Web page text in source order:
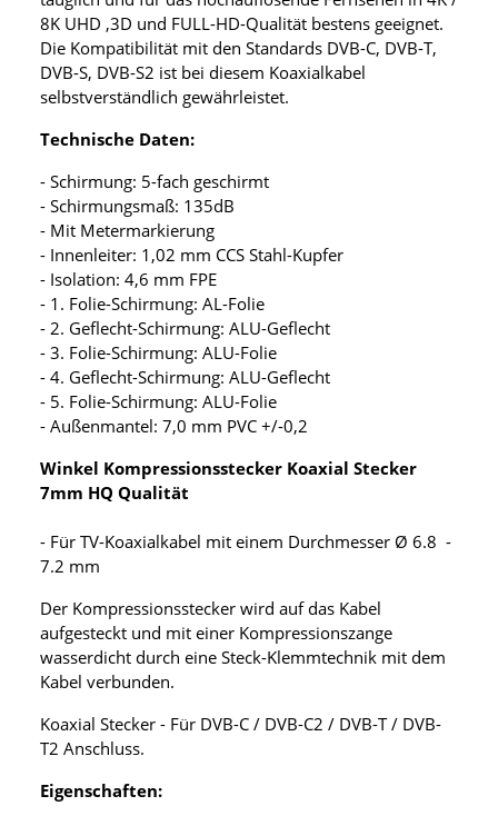
8K UHD ,3D und FULL-HD-Qualität bestens geeignet.
Die Kompatibilität mit den Standards DVB-C, DVB-T,
DVB-S, DVB-S2 ist bei diesem Koaxialkabel
selbstverständlich gewährleistet.
Technische Daten:
- Schirmung: 5-fach geschirmt
- Schirmungsmaß: 135dB
- Mit Metermarkierung
- Innenleiter: 1,02 mm CCS Stahl-Kupfer
- Isolation: 4,6 mm FPE
- 1. Folie-Schirmung: AL-Folie
- 2. Geflecht-Schirmung: ALU-Geflecht
- 3. Folie-Schirmung: ALU-Folie
- 4. Geflecht-Schirmung: ALU-Geflecht
- 5. Folie-Schirmung: ALU-Folie
- Außenmantel: 7,0 mm PVC +/-0,2
Winkel Kompressionsstecker Koaxial Stecker
7mm HQ Qualität
- Für TV-Koaxialkabel mit einem Durchmesser Ø 6.8 -
7.2 mm
Der Kompressionsstecker wird auf das Kabel
aufgesteckt und mit einer Kompressionszange
wasserdicht durch eine Steck-Klemmtechnik mit dem
Kabel verbunden.
Koaxial Stecker - Für DVB-C / DVB-C2 / DVB-T / DVB-
T2 Anschluss.
Eigenschaften: